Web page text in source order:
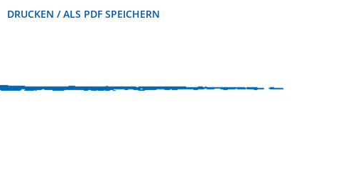
DRUCKEN / ALS PDF SPEICHERN